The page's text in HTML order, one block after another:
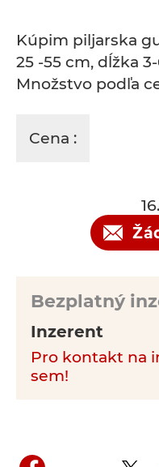
Kúpim piljarska
25 -55 cm, dĺžka
Množstvo podľa
Cena :
Bezplatný
Inzerent
Pro kontakt na
sem!